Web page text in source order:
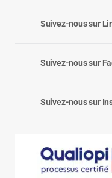
Suivez-nous sur
Suivez-nous sur
Suivez-nous sur